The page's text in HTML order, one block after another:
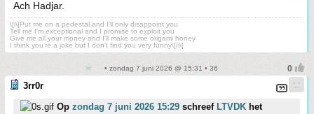
Ach Hadjar.
\[i\]Put me on a pedestal and I'll only disappoint you
Tell me I'm exceptional and I promise to exploit you
Give me all your money and I'll make some origami honey
I think you're a joke but I don't find you very funny\[/i\]
• zondag 7 juni 2026 @ 15:31 • 36
3rr0r
Op zondag 7 juni 2026 15:29 schreef LTVDK het